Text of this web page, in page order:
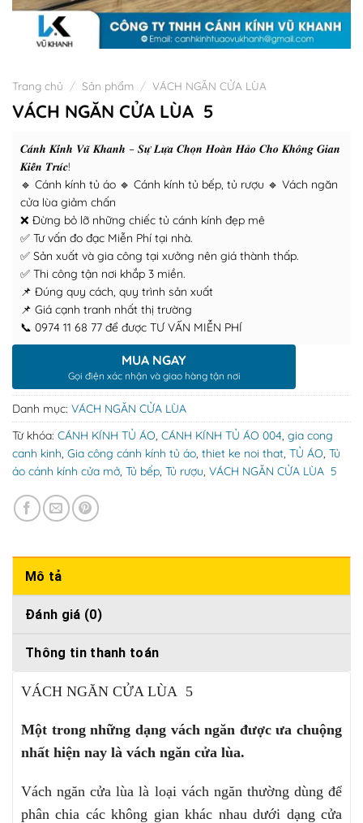
Trang chủ / Sản phẩm / VÁCH NGĂN CỬA LÙA
VÁCH NGĂN CỬA LÙA 5
𝑪𝒂́𝒏𝒉 𝑲𝒊́𝒏𝒉 𝑽𝒖̃ 𝑲𝒉𝒂𝒏𝒉 – 𝑺𝒖̛̣ 𝑳𝒖̛̣𝒂 𝑪𝒉𝒐̣𝒏 𝑯𝒐𝒂̀𝒏 𝑯𝒂̉𝒐 𝑪𝒉𝒐 𝑲𝒉𝒐̂𝒏𝒈 𝑮𝒊𝒂𝒏
𝑲𝒊𝒆̂́𝒏 𝑻𝒓𝒖́𝒄!
🔹 Cánh kính tủ áo 🔹 Cánh kính tủ bếp, tủ rượu 🔹 Vách ngăn
cửa lùa giảm chấn
❌ Đừng bỏ lỡ những chiếc tủ cánh kính đẹp mê
✅ Tư vấn đo đạc Miễn Phí tại nhà.
✅ Sản xuất và gia công tại xưởng nên giá thành thấp.
✅ Thi công tận nơi khắp 3 miền.
📌 Đúng quy cách, quy trình sản xuất
📌 Giá cạnh tranh nhất thị trường
📞 0974 11 68 77 để được TƯ VẤN MIỄN PHÍ
MUA NGAY
Gọi điện xác nhận và giao hàng tận nơi
Danh mục: VÁCH NGĂN CỬA LÙA
Từ khóa: CÁNH KÍNH TỦ ÁO, CÁNH KÍNH TỦ ÁO 004, gia cong
canh kinh, Gia công cánh kính tủ áo, thiet ke noi that, TỦ ÁO, Tủ
áo cánh kính cửa mở, Tủ bếp, Tủ rượu, VÁCH NGĂN CỬA LÙA 5
Mô tả
Đánh giá (0)
Thông tin thanh toán
VÁCH NGĂN CỬA LÙA 5
Một trong những dạng vách ngăn được ưa chuộng
nhất hiện nay là vách ngăn cửa lùa.
Vách ngăn cửa lùa là loại vách ngăn thường dùng để
phân chia các không gian khác nhau dưới dạng cửa